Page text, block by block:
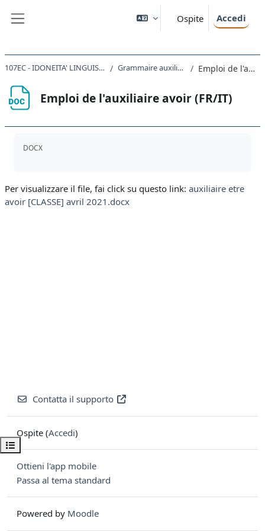
Ospite Accedi
Apri indice del corso
107EC - IDONEITA' LINGUISTICA (LINGUA FRANCESE) 2020 Grammaire auxiliaires du passé composé Emploi de l'auxiliaire avoir (FR/IT)
Emploi de l'auxiliaire avoir (FR/IT)
DOCX
Per visualizzare il file, fai click su questo link: auxiliaire etre
avoir [CLASSE] avril 2021.docx
Contatta il supporto
Ospite (Accedi)
Ottieni l'app mobile
Passa al tema standard
Powered by Moodle